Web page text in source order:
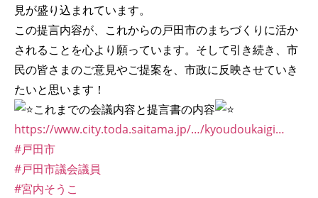
見が盛り込まれています。
この提言内容が、これからの戸田市のまちづくりに活か
されることを心より願っています。そして引き続き、市
民の皆さまのご意見やご提案を、市政に反映させていき
たいと思います！
これまでの会議内容と提言書の内容
https://www.city.toda.saitama.jp/…/kyoudoukaigi…
#戸田市
#戸田市議会議員
#宮内そうこ